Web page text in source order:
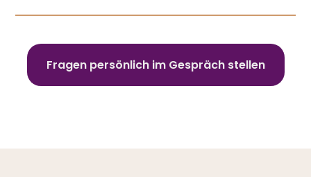
Fragen persönlich im Gespräch stellen